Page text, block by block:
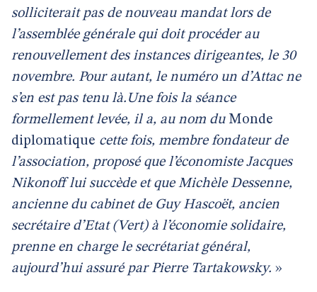
solliciterait pas de nouveau mandat lors de
l’assemblée générale qui doit procéder au
renouvellement des instances dirigeantes, le 30
novembre. Pour autant, le numéro un d’Attac ne
s’en est pas tenu là.Une fois la séance
formellement levée, il a, au nom duMonde
diplomatique cette fois, membre fondateur de
l’association, proposé que l’économiste Jacques
Nikonoff lui succède et que Michèle Dessenne,
ancienne du cabinet de Guy Hascoët, ancien
secrétaire d’Etat (Vert) à l’économie solidaire,
prenne en charge le secrétariat général,
aujourd’hui assuré par Pierre Tartakowsky. »